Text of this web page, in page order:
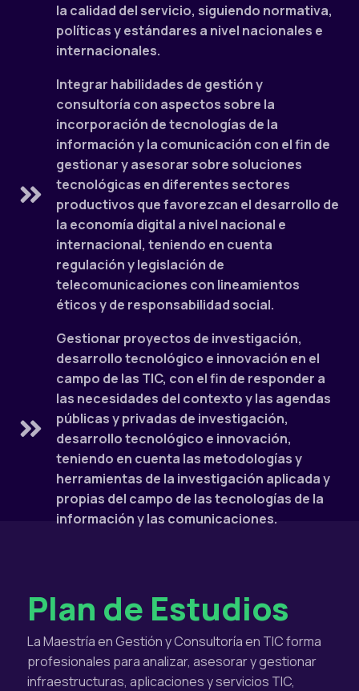
la calidad del servicio, siguiendo normativa,
políticas y estándares a nivel nacionales e
internacionales.
Integrar habilidades de gestión y
consultoría con aspectos sobre la
incorporación de tecnologías de la
información y la comunicación con el fin de
gestionar y asesorar sobre soluciones
tecnológicas en diferentes sectores
productivos que favorezcan el desarrollo de
la economía digital a nivel nacional e
internacional, teniendo en cuenta
regulación y legislación de
telecomunicaciones con lineamientos
éticos y de responsabilidad social.
Gestionar proyectos de investigación,
desarrollo tecnológico e innovación en el
campo de las TIC, con el fin de responder a
las necesidades del contexto y las agendas
públicas y privadas de investigación,
desarrollo tecnológico e innovación,
teniendo en cuenta las metodologías y
herramientas de la investigación aplicada y
propias del campo de las tecnologías de la
información y las comunicaciones.
Plan de Estudios
La Maestría en Gestión y Consultoría en TIC forma
profesionales para analizar, asesorar y gestionar
infraestructuras, aplicaciones y servicios TIC,